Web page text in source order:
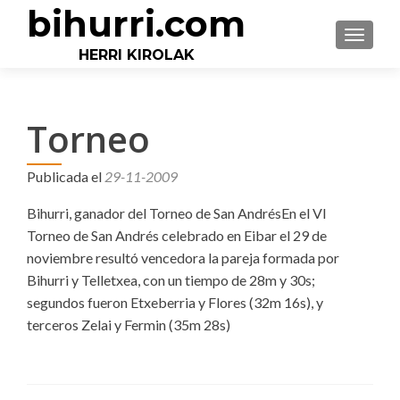
bihurri.com
HERRI KIROLAK
Torneo
Publicada el 29-11-2009
Bihurri, ganador del Torneo de San AndrésEn el VI
Torneo de San Andrés celebrado en Eibar el 29 de
noviembre resultó vencedora la pareja formada por
Bihurri y Telletxea, con un tiempo de 28m y 30s;
segundos fueron Etxeberria y Flores (32m 16s), y
terceros Zelai y Fermin (35m 28s)